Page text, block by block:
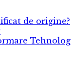
de origine?